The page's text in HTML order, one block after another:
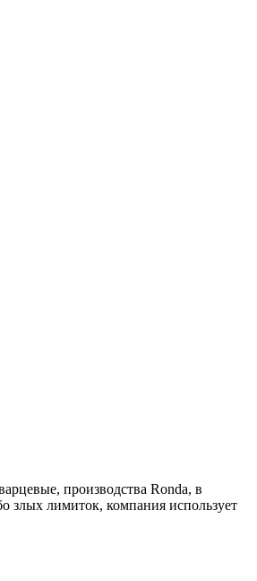
производства Ronda, в
злых лимиток, компания использует